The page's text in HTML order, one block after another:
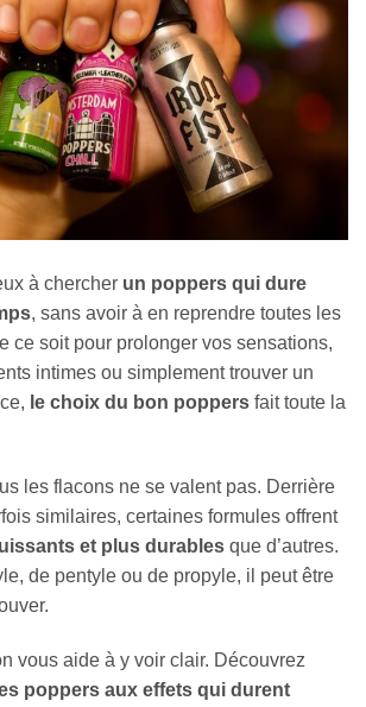
à chercher un poppers qui dure
, sans avoir à en reprendre toutes les
ce soit pour prolonger vos sensations,
intimes ou simplement trouver un
le choix du bon poppers fait toute la
les flacons ne se valent pas. Derrière
similaires, certaines formules offrent
et plus durables que d’autres.
de pentyle ou de propyle, il peut être
vous aide à y voir clair. Découvrez
poppers aux effets qui durent